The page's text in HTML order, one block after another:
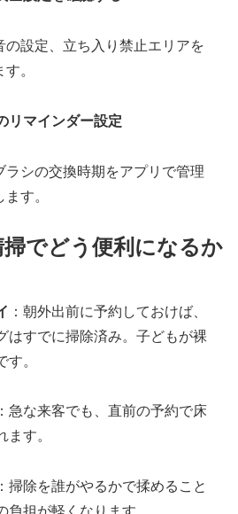
の設定、立ち入り禁止エリアを
。
リマインダー設定
ラシの交換時期をアプリで管理
す。
でどう便利になるか
：朝外出前に予約しておけば、
はすでに掃除済み。子どもが裸
す。
：急な来客でも、直前の予約で床
ます。
：掃除を誰がやるかで揉めること